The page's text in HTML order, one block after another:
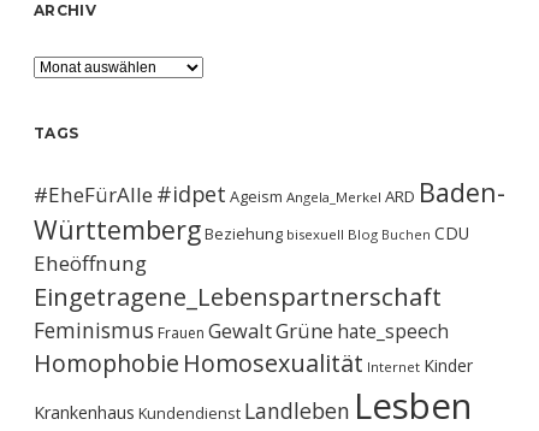
ARCHIV
Archiv
TAGS
#EheFürAlle#idpet Ageism Angela_Merkel ARD Baden-
WürttembergBeziehung bisexuell Blog Buchen CDU
Eheöffnung
Eingetragene_Lebenspartnerschaft
Feminismus Frauen GewaltGrüne hate_speech
Homophobie Homosexualität Internet Kinder
Krankenhaus Kundendienst Landleben Lesben